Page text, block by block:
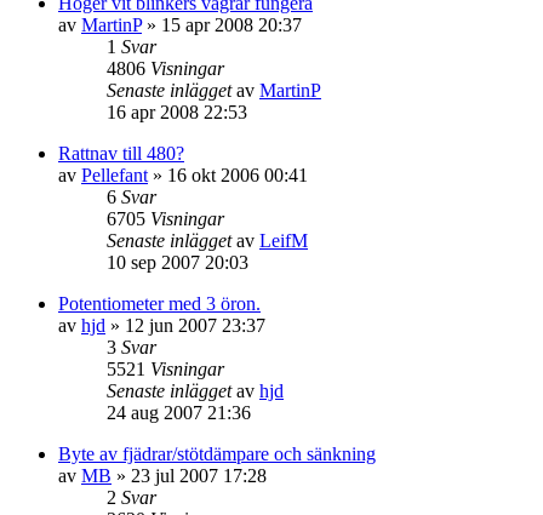
av MartinP» 15 apr 2008 20:37
1 Svar
4806 Visningar
Senaste inläggetav MartinP
16 apr 2008 22:53
Rattnav till 480?
av Pellefant » 16 okt 2006 00:41
6 Svar
6705 Visningar
Senaste inläggetav LeifM
10 sep 2007 20:03
Potentiometer med 3 öron.
av hjd » 12 jun 2007 23:37
3 Svar
5521 Visningar
Senaste inläggetav hjd
24 aug 2007 21:36
Byte av fjädrar/stötdämpare och sänkning
av MB » 23 jul 2007 17:28
2 Svar